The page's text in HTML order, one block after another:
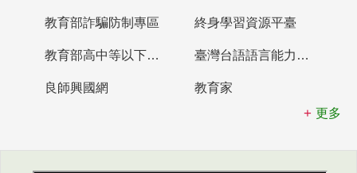
教育部詐騙防制專區 終身學習資源平臺
教育部高中等以下學校及幼兒園教師資格檢定考試 臺灣台語語言能力認證網站
良師興國網
教育家
更多